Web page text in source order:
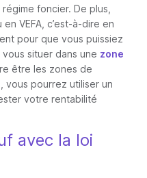
foncier. De plus,
VEFA, c’est-à-dire en
pour que vous puissiez
situer dans une zone
être les zones de
vous pourrez utiliser un
votre rentabilité
avec la loi